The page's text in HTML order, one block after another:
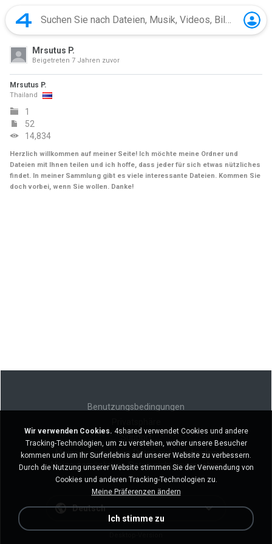
Mrsutus P.
Beigetreten 7 Jahren zuvor
Mrsutus P.
Thailand
1
52
14,834
Herzlich willkommen auf meiner Seite! Ich möchte meine Ordner und
Dateien mit Ihnen teilen und ich hoffe, dass jeder für sich etwas nützliches
findet. In meiner Sammlung gibt es viele interessante Dateien. Kommen Sie
doch vorbei, wenn Sie wollen. Danke!
Benutzungsbedingungen
Meine persönlichen Daten nicht verkaufen
Meine persönlichen Daten nicht weitergeben
Deutsch
Wir verwenden Cookies. 4shared verwendet Cookies und andere
Tracking-Technologien, um zu verstehen, woher unsere Besucher
kommen und um Ihr Surferlebnis auf unserer Website zu verbessern.
Durch die Nutzung unserer Website stimmen Sie der Verwendung von
Cookies und anderen Tracking-Technologien zu.
Meine Präferenzen ändern
Ich stimme zu